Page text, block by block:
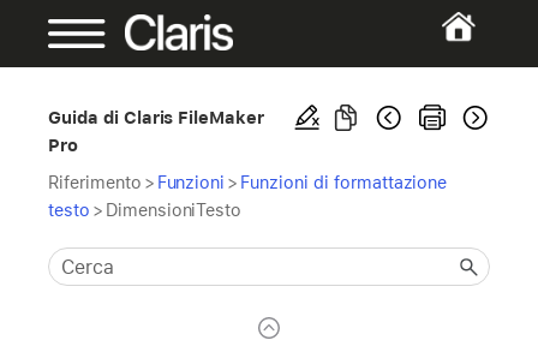
Guida di Claris FileMaker
Pro
Riferimento > Funzioni > Funzioni di formattazione
testo > DimensioniTesto